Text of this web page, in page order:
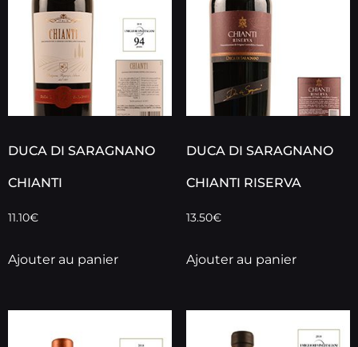
DUCA DI SARAGNANO
CHIANTI
11.10€
Ajouter au panier
DUCA DI SARAGNANO
CHIANTI RISERVA
13.50€
Ajouter au panier